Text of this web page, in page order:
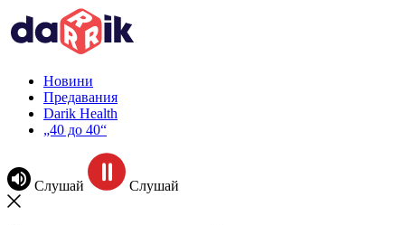
Новини
Предавания
Darik Health
„40 до 40“
Слушай Слушай